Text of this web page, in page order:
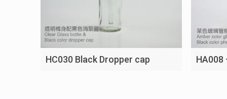
HC030 Black Dropper cap HA008